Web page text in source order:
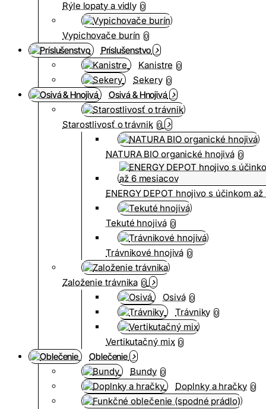
Rýle lopaty a vidly 0
Vypichovače burín 0
Príslušenstvo
Kanistre 0
Sekery 0
Osivá & Hnojivá
Starostlivosť o trávnik 0
NATURA BIO organické hnojivá 0
ENERGY DEPOT hnojivo s účinkom
Tekuté hnojivá 0
Trávnikové hnojivá 0
Založenie trávnika 0
Osivá 0
Trávniky 0
Vertikutačný mix 0
Oblečenie
Bundy 0
Doplnky a hračky 0